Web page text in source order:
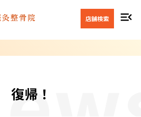
店舗検索 menu_open
復帰！